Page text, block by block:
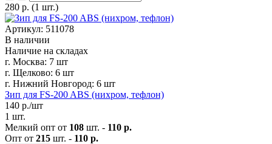
280 р. (1 шт.)
Артикул: 511078
В наличии
Наличие на складах
г. Москва: 7 шт
г. Щелково: 6 шт
г. Нижний Новгород: 6 шт
Зип для FS-200 ABS (нихром, тефлон)
140 р./шт
1 шт.
Мелкий опт от 108 шт. - 110 р.
Опт от 215 шт. - 110 р.